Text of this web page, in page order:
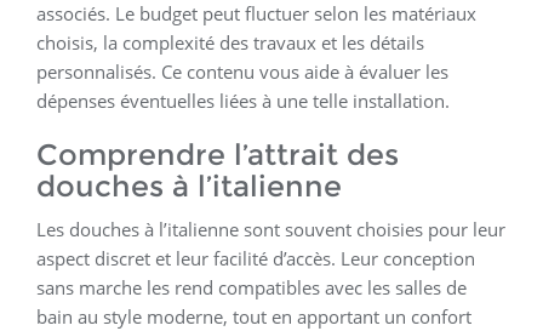
associés. Le budget peut fluctuer selon les matériaux
choisis, la complexité des travaux et les détails
personnalisés. Ce contenu vous aide à évaluer les
dépenses éventuelles liées à une telle installation.
Comprendre l’attrait des
douches à l’italienne
Les douches à l’italienne sont souvent choisies pour leur
aspect discret et leur facilité d’accès. Leur conception
sans marche les rend compatibles avec les salles de
bain au style moderne, tout en apportant un confort